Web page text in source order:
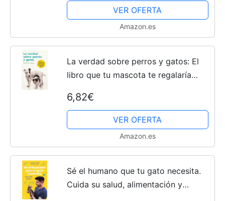
gato para tu...VER OFERTA
Amazon.es
La verdad sobre perros y gatos: El
libro que tu mascota te regalaría
6,82€
VER OFERTA
Amazon.es
Sé el humano que tu gato necesita.
Cuida su salud, alimentación y